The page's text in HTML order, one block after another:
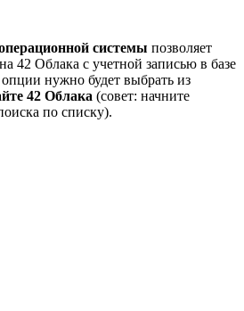
системы позволяет
42 Облака с учетной записью в базе
нужно будет выбрать из
42 Облака (совет: начните
по списку).